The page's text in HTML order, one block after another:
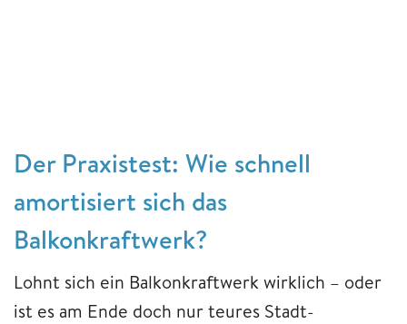
Der Praxistest: Wie schnell
amortisiert sich das
Balkonkraftwerk?
Lohnt sich ein Balkonkraftwerk wirklich – oder
ist es am Ende doch nur teures Stadt-